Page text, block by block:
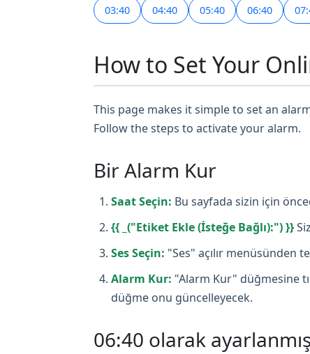
03:40 04:40 05:40 06:40
How to Set Your
This page makes it simple to set an
Follow the steps to activate your alarm.
Bir Alarm Kur
Saat Seçin: Bu sayfada sizin için
{{ _("Etiket Ekle (İsteğe Bağlı):") }}
Ses Seçin: "Ses" açılır menüsünden
Alarm Kur: "Alarm Kur" düğmesine
düğme onu güncelleyecek.
06:40 olarak